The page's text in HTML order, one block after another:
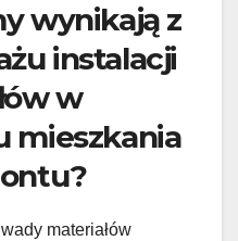
wynikają z
instalacji
w
mieszkania
materiałów